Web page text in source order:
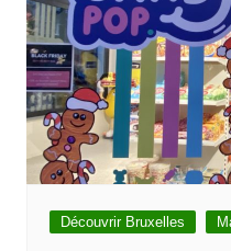
Découvrir Bruxelles